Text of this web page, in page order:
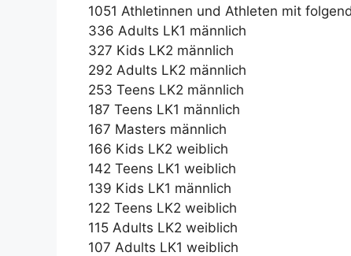
1051 Athletinnen und Athleten mit
336 Adults LK1 männlich
327 Kids LK2 männlich
292 Adults LK2 männlich
253 Teens LK2 männlich
187 Teens LK1 männlich
167 Masters männlich
166 Kids LK2 weiblich
142 Teens LK1 weiblich
139 Kids LK1 männlich
122 Teens LK2 weiblich
115 Adults LK2 weiblich
107 Adults LK1 weiblich